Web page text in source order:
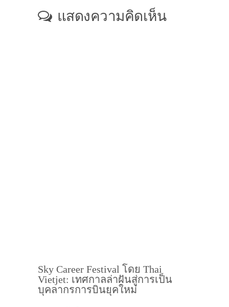
แสดงความคิดเห็น
Sky Career Festival โดย Thai
Vietjet: เทศกาลล่าฝันสู่การเป็น
บุคลากรการบินยุคใหม่